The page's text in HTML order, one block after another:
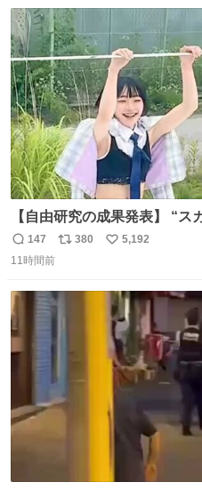
ト
数
【自由研究の成果発表】 “
が、岡澤恋によって270°まで
ことが証明された！”
返
信
147
リ
ト
380
い
数
5,192
11時間前